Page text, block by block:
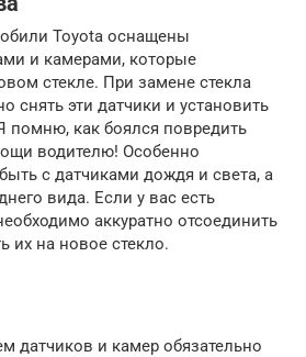
Toyota оснащены
и камерами, которые
стекле. При замене стекла
снять эти датчики и установить
помню, как боялся повредить
водителю! Особенно
с датчиками дождя и света, а
вида. Если у вас есть
аккуратно отсоединить
их на новое стекло.
датчиков и камер обязательно